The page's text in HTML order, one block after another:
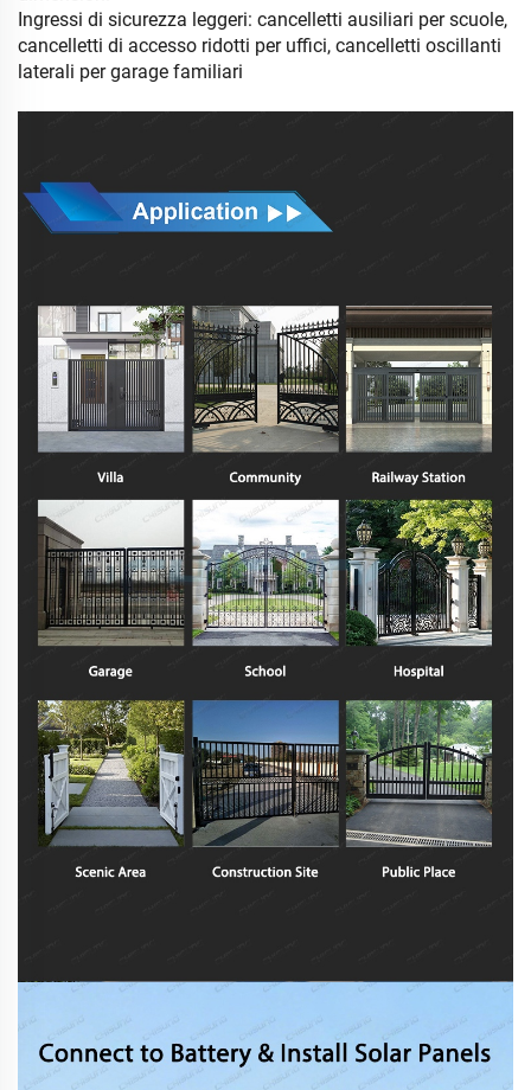
Ingressi di sicurezza leggeri: cancelletti ausiliari per scuole,
cancelletti di accesso ridotti per uffici, cancelletti oscillanti
laterali per garage familiari